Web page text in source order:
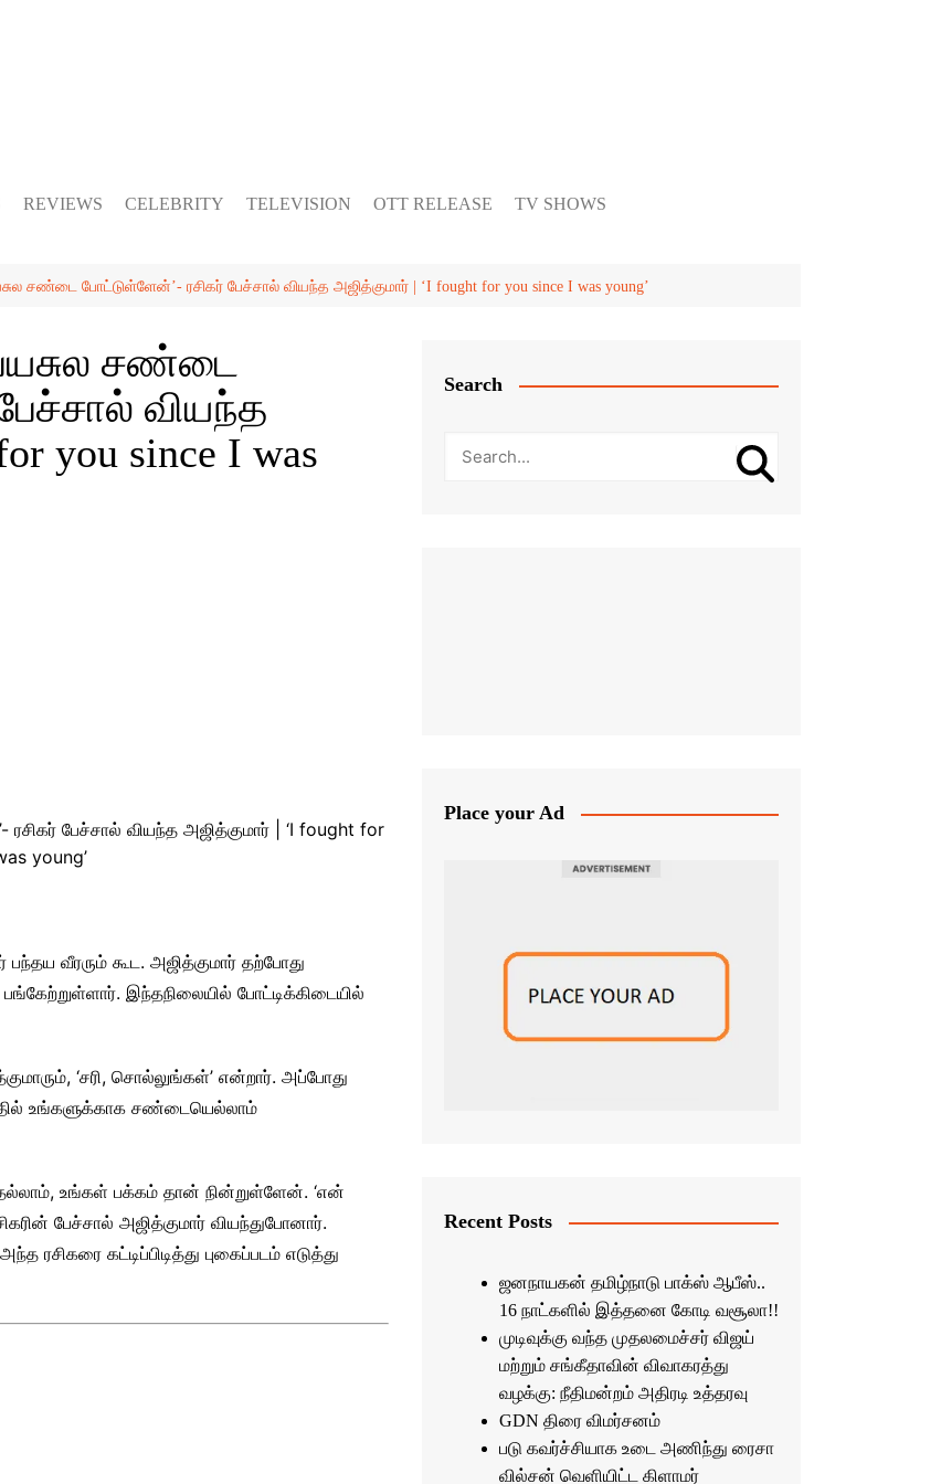
REVIEWS CELEBRITY TELEVISION OTT RELEASE TV SHOWS
சண்டை போட்டுள்ளேன்’- ரசிகர் பேச்சால் வியந்த அஜித்குமார் | ‘I fought for you since I was young’
சண்டை
வியந்த
you since I was
வீரரும் கூட. அஜித்குமார் தற்போது
இந்தநிலையில் போட்டிக்கிடையில்
‘சரி, சொல்லுங்கள்’ என்றார். அப்போது
உங்களுக்காக சண்டையெல்லாம்
உங்கள் பக்கம் தான் நின்றுள்ளேன். ‘என்
பேச்சால் அஜித்குமார் வியந்துபோனார்.
ரசிகரை கட்டிப்பிடித்து புகைப்படம் எடுத்து
Search
Place your Ad
Recent Posts
ஜனநாயகன் தமிழ்நாடு பாக்ஸ் ஆபீஸ்..
16 நாட்களில் இத்தனை கோடி வசூலா!!
முடிவுக்கு வந்த முதலமைச்சர் விஜய்
மற்றும் சங்கீதாவின் விவாகரத்து
வழக்கு: நீதிமன்றம் அதிரடி உத்தரவு
GDN திரை விமர்சனம்
படு கவர்ச்சியாக உடை அணிந்து ரைசா
வில்சன் வெளியிட்ட கிளாமர்